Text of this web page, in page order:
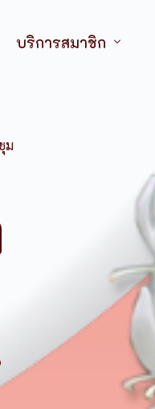
คณ
กรร
กรร
ขาภาคเหนือ
บริการสมาชิก
การตรวจสอบสมาชิกภา
ประชาสัมพันธ์/จดหมา
ม